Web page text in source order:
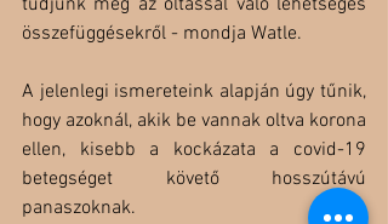
tudjunk meg az oltással való lehetséges
összefüggésekről - mondja Watle.
A jelenlegi ismereteink alapján úgy tűnik,
hogy azoknál, akik be vannak oltva korona
ellen, kisebb a kockázata a covid-19
betegséget követő hosszútávú
panaszoknak.